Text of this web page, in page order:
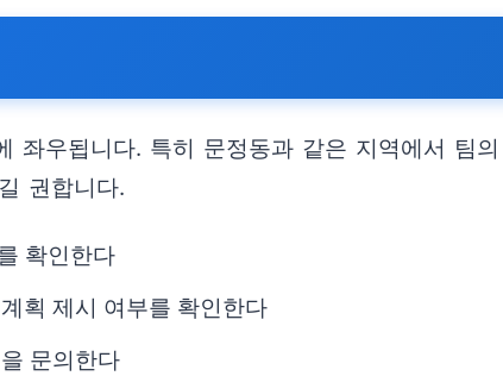
좌우됩니다. 특히 문정동과 같은 지역에서 팀
권합니다.
확인한다
획 제시 여부를 확인한다
문의한다